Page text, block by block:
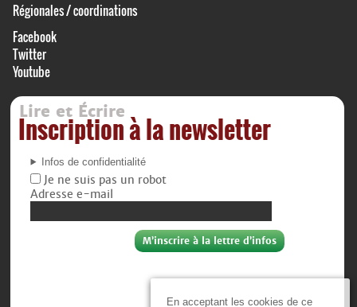
En acceptant les cookies de ce
Régionales / coordinations
Facebook
Twitter
Youtube
Lire et Écrire
Inscription à la newsletter
Infos de confidentialité
Je ne suis pas un robot
Adresse e-mail